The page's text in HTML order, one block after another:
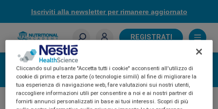
main
content
Iscriviti alla newsletter per rimanere aggiornato
REGISTRATI
Accedi
Cliccando sul pulsante "Accetta tutti i cookie" acconsenti all'utilizzo di
cookie di prima e terza parte (o tecnologie simili) al fine di migliorare la
tua esperienza di navigazione web, fare valutazioni sui nostri utenti,
raccogliere informazioni utili per consentire a noi e ai nostri partner di
fornirti annunci personalizzati in base ai tuoi interessi. Scopri di più